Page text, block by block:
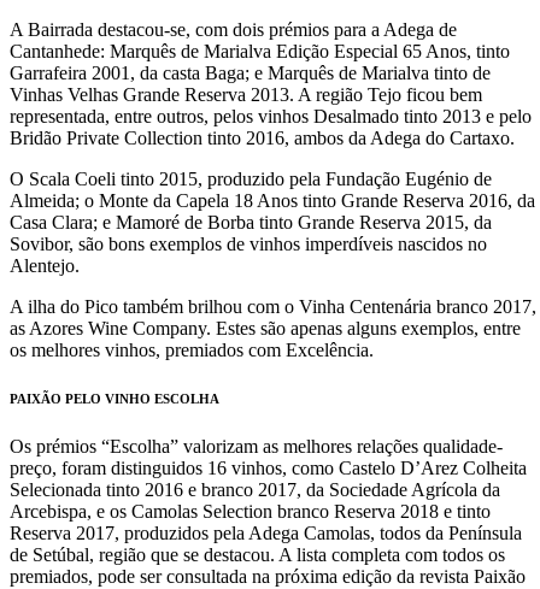
A Bairrada destacou-se, com dois prémios para a Adega de
Cantanhede: Marquês de Marialva Edição Especial 65 Anos, tinto
Garrafeira 2001, da casta Baga; e Marquês de Marialva tinto de
Vinhas Velhas Grande Reserva 2013. A região Tejo ficou bem
representada, entre outros, pelos vinhos Desalmado tinto 2013 e pelo
Bridão Private Collection tinto 2016, ambos da Adega do Cartaxo.
O Scala Coeli tinto 2015, produzido pela Fundação Eugénio de
Almeida; o Monte da Capela 18 Anos tinto Grande Reserva 2016, da
Casa Clara; e Mamoré de Borba tinto Grande Reserva 2015, da
Sovibor, são bons exemplos de vinhos imperdíveis nascidos no
Alentejo.
A ilha do Pico também brilhou com o Vinha Centenária branco 2017,
as Azores Wine Company. Estes são apenas alguns exemplos, entre
os melhores vinhos, premiados com Excelência.
PAIXÃO PELO VINHO ESCOLHA
Os prémios “Escolha” valorizam as melhores relações qualidade-
preço, foram distinguidos 16 vinhos, como Castelo D’Arez Colheita
Selecionada tinto 2016 e branco 2017, da Sociedade Agrícola da
Arcebispa, e os Camolas Selection branco Reserva 2018 e tinto
Reserva 2017, produzidos pela Adega Camolas, todos da Península
de Setúbal, região que se destacou. A lista completa com todos os
premiados, pode ser consultada na próxima edição da revista Paixão